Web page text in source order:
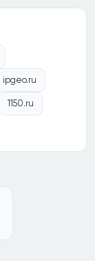
ipgeo.ru
1150.ru